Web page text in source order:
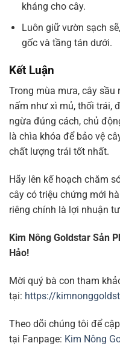
kháng cho cây.
Luôn giữ vườn sạch
gốc và tầng tán dưới.
Kết Luận
Trong mùa mưa, cây sầu
nấm như xì mủ, thối trái,
ngừa đúng cách, chủ
là chìa khóa để bảo vệ
chất lượng trái tốt nhất.
Hãy lên kế hoạch chăm
cây có triệu chứng mới
riêng chính là lợi nhuận
Kim Nông Goldstar Sản
Hảo!
Mời quý bà con tham
tại: https://
Theo dõi chúng tôi để
tại Fanpage: Kim Nông